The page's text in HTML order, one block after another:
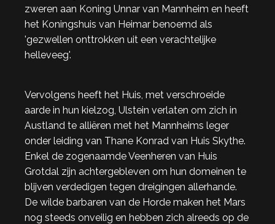
zweren aan Koning Unnar van Mannheim en heeft
het Koningshuis van Heimar benoemd als
'gezwellen onttrokken uit een verachtelijke
helleveeg'.
Vervolgens heeft het Huis, met verschroeide
aarde in hun kielzog, Ulstein verlaten om zich in
Austland te alliëren met het Mannheims leger
onder leiding van Thane Konrad van Huis Skythe.
Enkel de zogenaamde Veenheren van Huis
Grotdal zijn achtergebleven om hun domeinen te
blijven verdedigen tegen dreigingen allerhande.
De wilde barbaren van de Horde maken het Mars
nog steeds onveilig en hebben zich alreeds op de